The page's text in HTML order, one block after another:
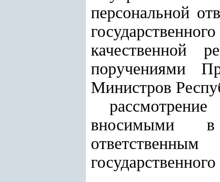
персональной
качественной
поручениями
Министров
вносимыми в